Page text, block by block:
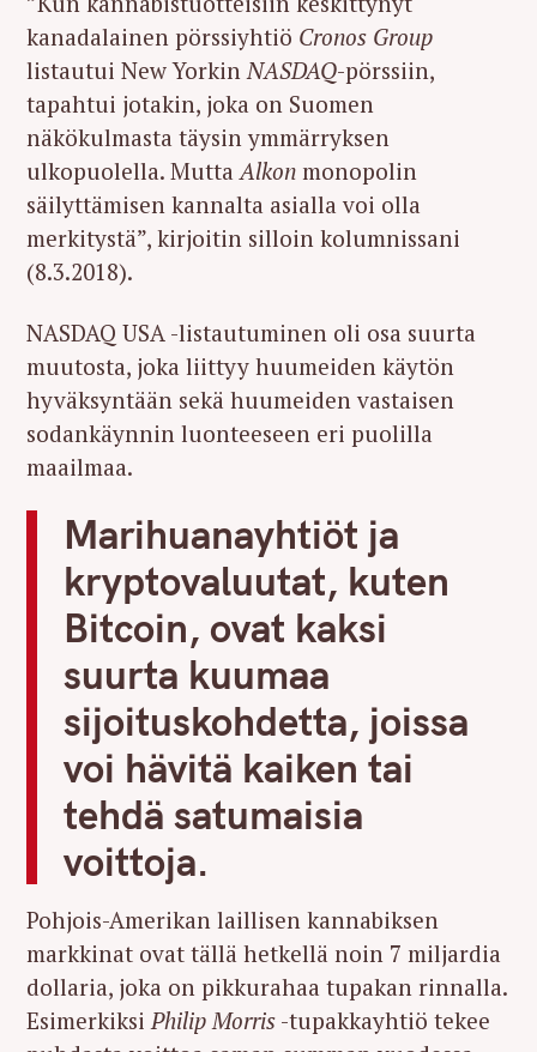
kanadalainen pörssiyhtiö Cronos Group
listautui New Yorkin NASDAQ-pörssiin,
tapahtui jotakin, joka on Suomen
näkökulmasta täysin ymmärryksen
ulkopuolella. Mutta Alkon monopolin
säilyttämisen kannalta asialla voi olla
merkitystä”, kirjoitin silloin kolumnissani
(8.3.2018).
NASDAQ USA -listautuminen oli osa suurta
muutosta, joka liittyy huumeiden käytön
hyväksyntään sekä huumeiden vastaisen
sodankäynnin luonteeseen eri puolilla
maailmaa.
Marihuanayhtiöt ja
kryptovaluutat, kuten
Bitcoin, ovat kaksi
suurta kuumaa
sijoituskohdetta, joissa
voi hävitä kaiken tai
tehdä satumaisia
voittoja.
Pohjois-Amerikan laillisen kannabiksen
markkinat ovat tällä hetkellä noin 7 miljardia
dollaria, joka on pikkurahaa tupakan rinnalla.
Esimerkiksi Philip Morris -tupakkayhtiö tekee